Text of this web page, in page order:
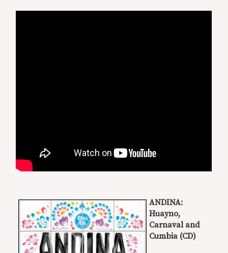
ANDINA:
Huayno,
Carnaval and
Cumbia (CD)